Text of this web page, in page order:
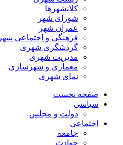
کلانشهرها
شورای شهر
عمران شهر
فرهنگی و اجتماعی شهر
گردشگری شهری
مدیریت شهری
معماری و شهرسازی
نمای شهری
صفحه نخست
سیاسی
دولت و مجلس
اجتماعی
جامعه
حوادث